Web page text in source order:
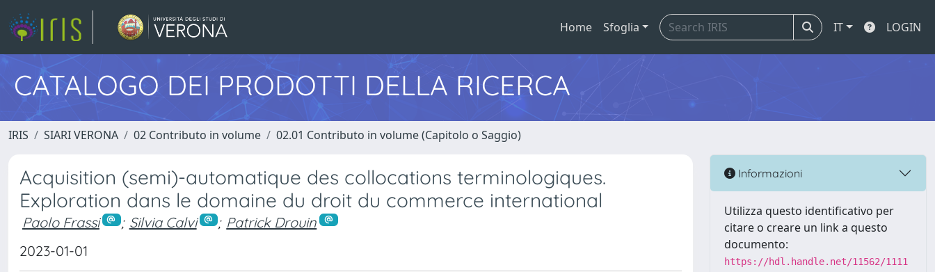
Home Sfoglia IT LOGIN
CATALOGO DEI PRODOTTI DELLA RICERCA
IRIS SIARI VERONA 02 Contributo in volume 02.01 Contributo in volume (Capitolo o Saggio)
Acquisition (semi)-automatique des collocations terminologiques.
Exploration dans le domaine du droit du commerce international
Paolo Frassi ; Silvia Calvi ; Patrick Drouin
2023-01-01
Informazioni
Utilizza questo identificativo per
citare o creare un link a questo
documento:
https://hdl.handle.net/11562/1111